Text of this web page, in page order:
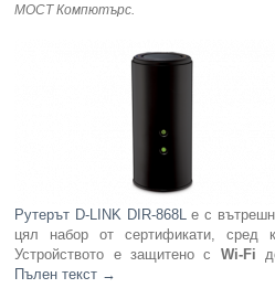
МОСТ Компютърс.
Рутерът D-LINK DIR-868Lе с
цял набор от сертификати, сред
Устройството е защитено с Wi-Fi
Пълен текст →